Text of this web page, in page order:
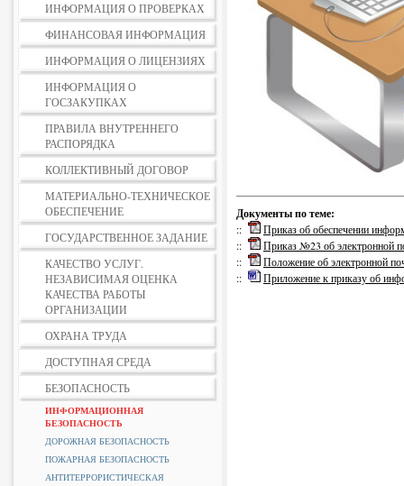
ИНФОРМАЦИЯ О ПРОВЕРКАХ
ФИНАНСОВАЯ ИНФОРМАЦИЯ
ИНФОРМАЦИЯ О ЛИЦЕНЗИЯХ
ИНФОРМАЦИЯ О
ГОСЗАКУПКАХ
ПРАВИЛА ВНУТРЕННЕГО
РАСПОРЯДКА
КОЛЛЕКТИВНЫЙ ДОГОВОР
МАТЕРИАЛЬНО-ТЕХНИЧЕСКОЕ
ОБЕСПЕЧЕНИЕ
ГОСУДАРСТВЕННОЕ ЗАДАНИЕ
КАЧЕСТВО УСЛУГ.
НЕЗАВИСИМАЯ ОЦЕНКА
КАЧЕСТВА РАБОТЫ
ОРГАНИЗАЦИИ
ОХРАНА ТРУДА
ДОСТУПНАЯ СРЕДА
БЕЗОПАСНОСТЬ
ИНФОРМАЦИОННАЯ
БЕЗОПАСНОСТЬ
ДОРОЖНАЯ БЕЗОПАСНОСТЬ
ПОЖАРНАЯ БЕЗОПАСНОСТЬ
АНТИТЕРРОРИСТИЧЕСКАЯ
Документы по теме:
::
Приказ об обеспечении
::
Приказ №23 об электронной
::
Положение об электронной
::
Приложение к приказу об